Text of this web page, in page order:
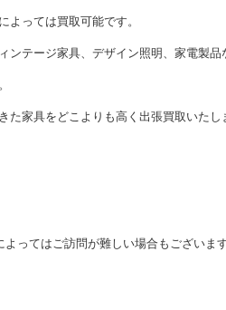
よっては買取可能です。
テージ家具、デザイン照明、家電製品
家具をどこよりも高く出張買取いたし
ってはご訪問が難しい場合もございま